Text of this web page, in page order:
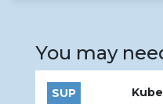
You may
SUP